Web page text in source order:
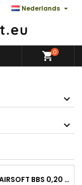
Nederlands 
0
PREMIUM 6 MM AIRSOFT BBS 0,20 G - 1000 KOGELS, NO-JAM, RECHT SCHIETEND